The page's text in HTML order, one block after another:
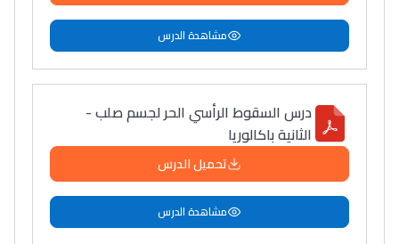
مشاهدة الدرس
درس السقوط الرأسي الحر لجسم صلب -
الثانية باكالوريا
تحميل الدرس
مشاهدة الدرس